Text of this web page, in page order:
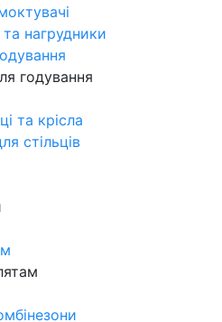
нагрудники
годування
та крісла
стільців